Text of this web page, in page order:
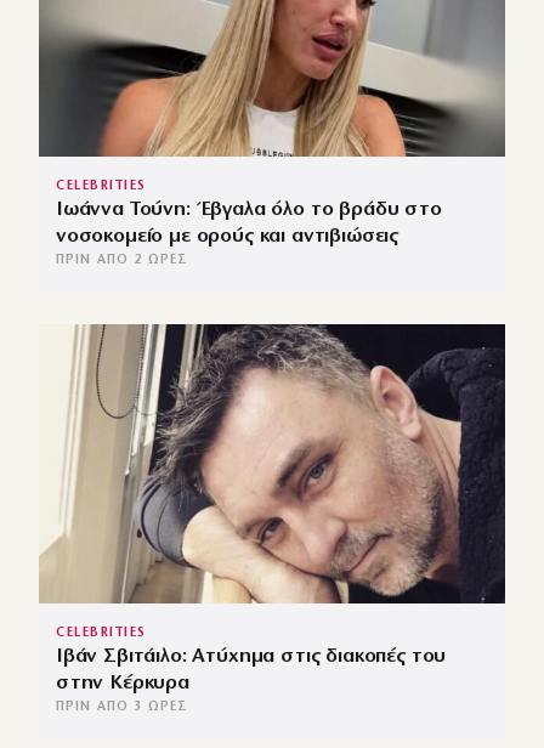
CELEBRITIES
Ιωάννα Τούνη: Έβγαλα όλο το βράδυ στο
νοσοκομείο με ορούς και αντιβιώσεις
ΠΡΙΝ ΑΠΌ 2 ΏΡΕΣ
CELEBRITIES
Ιβάν Σβιτάιλο: Ατύχημα στις διακοπές του
στην Κέρκυρα
ΠΡΙΝ ΑΠΌ 3 ΏΡΕΣ